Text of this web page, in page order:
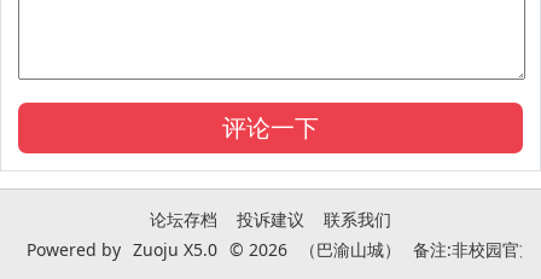
论坛存档 投诉建议
联系我们
Powered by Zuoju X5.0 © 2026 （巴渝山城） 备注:非校园官方